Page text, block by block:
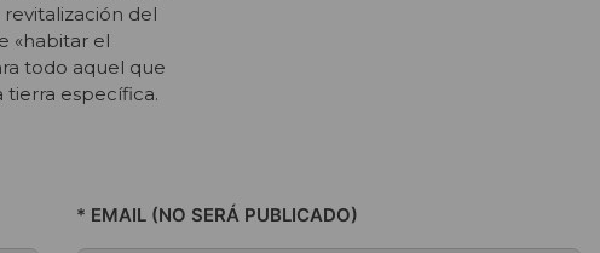
del
«habitar el
todo aquel que
específica.
* EMAIL (NO SERÁ PUBLICADO)